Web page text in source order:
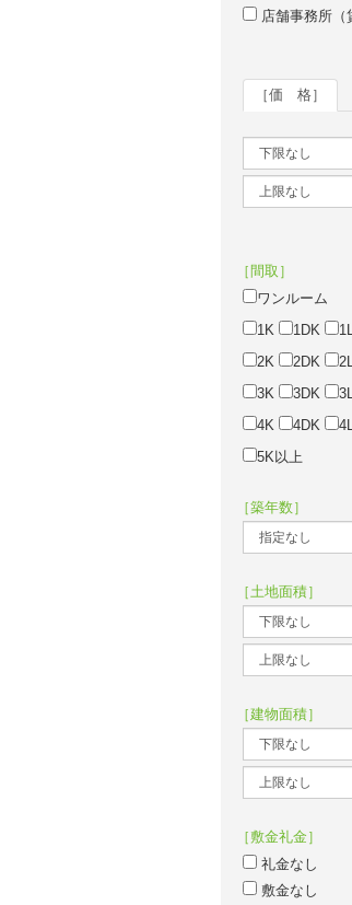
店舗事務所（
［価 格］
［間取］
ワンルーム
1K
1DK
2K
2DK
3K
3DK
4K
4DK
5K以上
［築年数］
［土地面積］
［建物面積］
［敷金礼金］
礼金なし
敷金なし